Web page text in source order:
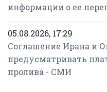
информации о ее
05.08.2026, 17:29
Соглашение Ирана и
предусматривать
пролива - СМИ